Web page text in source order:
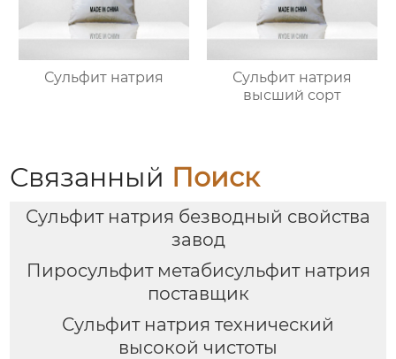
Сульфит натрия
Сульфит натрия
высший сорт
Связанный Поиск
Сульфит натрия безводный свойства
завод
Пиросульфит метабисульфит натрия
поставщик
Сульфит натрия технический
высокой чистоты